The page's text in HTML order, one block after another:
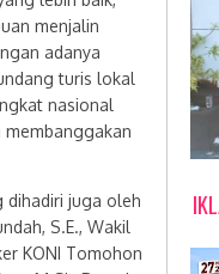
menjalin
adanya
turis lokal
nasional
dihadiri juga oleh
S.E., Wakil
KONI Tomohon